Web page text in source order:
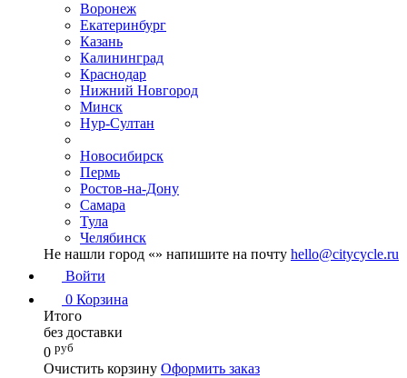
Воронеж
Екатеринбург
Казань
Калининград
Краснодар
Нижний Новгород
Минск
Нур-Султан
Новосибирск
Пермь
Ростов-на-Дону
Самара
Тула
Челябинск
Не нашли город «» напишите на почту hello@citycycle.ru
Войти
0 Корзина
Итого
без доставки
0 руб
Очистить корзину Оформить заказ